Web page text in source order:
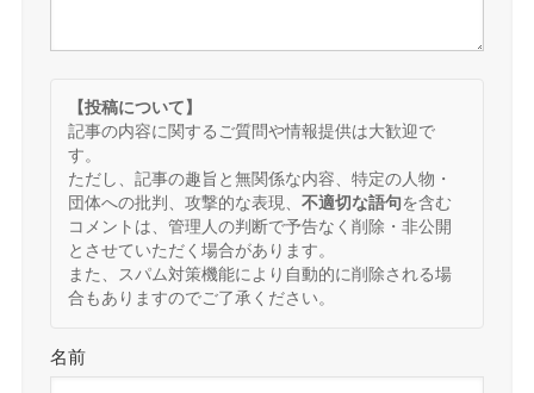
【投稿について】
記事の内容に関するご質問や情報提供は大歓迎で
す。
ただし、記事の趣旨と無関係な内容、特定の人物・
団体への批判、攻撃的な表現、 不適切な語句を含む
コメントは、管理人の判断で予告なく削除・非公開
とさせていただく場合があります。
また、スパム対策機能により自動的に削除される場
合もありますのでご了承ください。
名前